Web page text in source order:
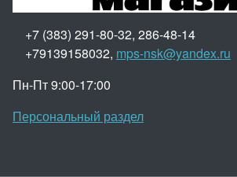
+7 (383) 291-80-32, 286-48-14
+79139158032, mps-nsk@yandex.ru
Пн-Пт 9:00-17:00
Персональный раздел